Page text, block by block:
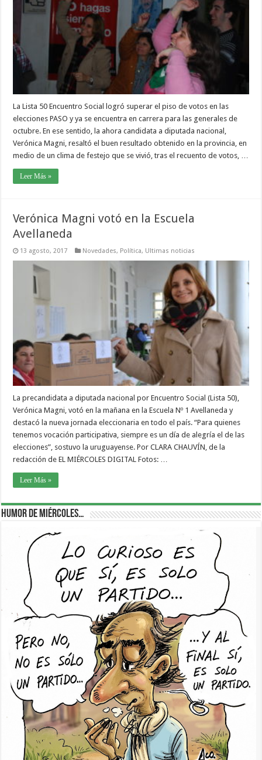
La Lista 50 Encuentro Social logró superar el piso de votos en las
elecciones PASO y ya se encuentra en carrera para las generales de
octubre. En ese sentido, la ahora candidata a diputada nacional,
Verónica Magni, resaltó el buen resultado obtenido en la provincia, en
medio de un clima de festejo que se vivió, tras el recuento de votos, …
Leer Más »
Verónica Magni votó en la Escuela
Avellaneda
13 agosto, 2017 Novedades, Política, Ultimas noticias
La precandidata a diputada nacional por Encuentro Social (Lista 50),
Verónica Magni, votó en la mañana en la Escuela Nº 1 Avellaneda y
destacó la nueva jornada eleccionaria en todo el país. “Para quienes
tenemos vocación participativa, siempre es un día de alegría el de las
elecciones”, sostuvo la uruguayense. Por CLARA CHAUVÍN, de la
redacción de EL MIÉRCOLES DIGITAL Fotos: …
Leer Más »
Humor de Miércoles…